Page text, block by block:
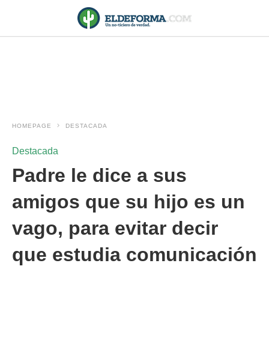
HOMEPAGE DESTACADA
Destacada
Padre le dice a sus
amigos que su hijo es un
vago, para evitar decir
que estudia comunicación